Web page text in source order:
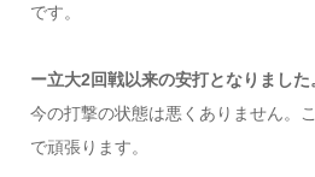
です。
ー立大2回戦以来の安打となりまし
今の打撃の状態は悪くありません。
で頑張ります。